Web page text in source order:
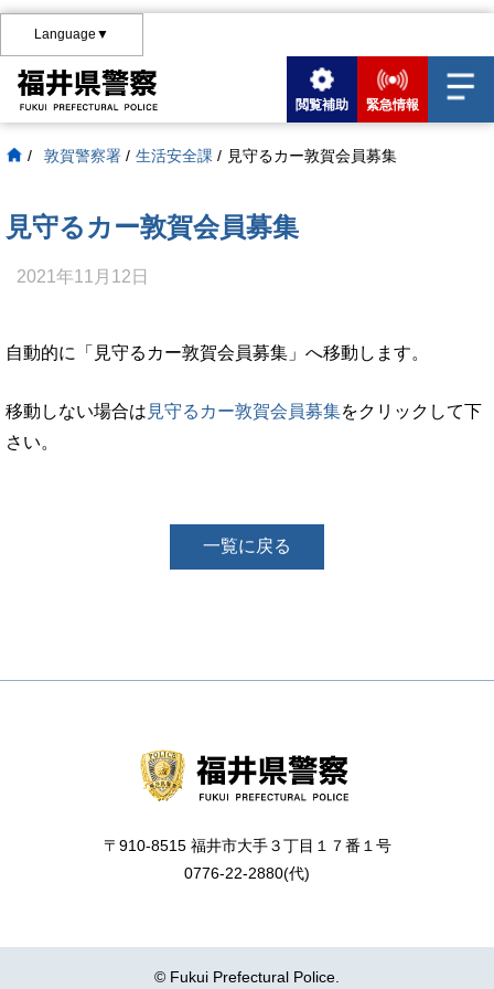
Language▼
閲覧補助 緊急情報
/ 敦賀警察署 / 生活安全課 / 見守るカー敦賀会員募集
見守るカー敦賀会員募集
2021年11月12日
自動的に「見守るカー敦賀会員募集」へ移動します。
移動しない場合は 見守るカー敦賀会員募集をクリックして下
さい。
一覧に戻る
〒910-8515 福井市大手３丁目１７番１号
0776-22-2880(代)
© Fukui Prefectural Police.